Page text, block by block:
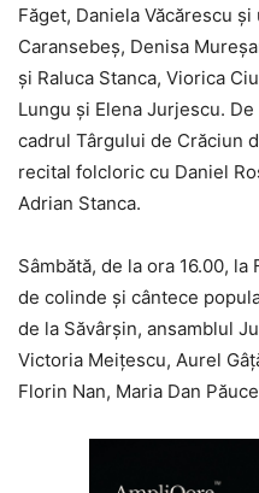
Făget, Daniela Văcărescu
Caransebeş, Denisa
şi Raluca Stanca, Viorica
Lungu şi Elena Jurjescu.
cadrul Târgului de Crăciun
recital folcloric cu Daniel
Adrian Stanca.
Sâmbătă, de la ora 16.00,
de colinde şi cântece
de la Săvârşin, ansamblul
Victoria Meiţescu, Aurel
Florin Nan, Maria Dan